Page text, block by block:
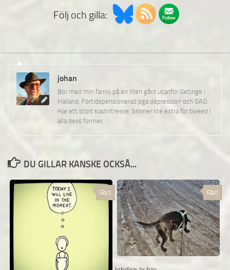
Följ och gilla:
johan
Bor med min familj på en liten gård utanför Getinge i
Halland. Förtidspensionerad pga depression och GAD.
Har ett stort klädintresse, brinner lite extra för tweed i
alla dess former.
DU GILLAR KANSKE OCKSÅ...
0 0